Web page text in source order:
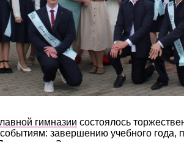
гимназии состоялось
завершению учебного года,